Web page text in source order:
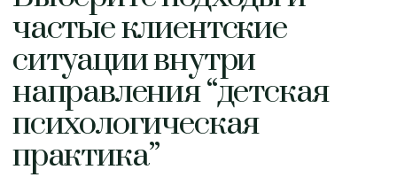
частые клиентские
ситуации внутри
направления “детская
психологическая
практика”